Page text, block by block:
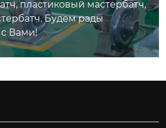
пластиковый мастербатч,
Будем рады
с Вами!